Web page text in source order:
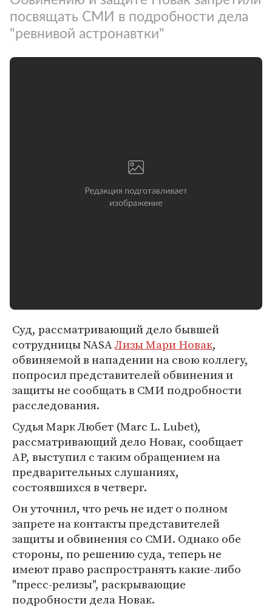
посвящать СМИ в подробности дела
"ревнивой астронавтки"
Суд, рассматривающий дело бывшей
сотрудницы NASAЛизы Мари Новак,
обвиняемой в нападении на свою коллегу,
попросил представителей обвинения и
защиты не сообщать в СМИ подробности
расследования.
Судья Марк Любет (Marc L. Lubet),
рассматривающий дело Новак, сообщает
AP, выступил с таким обращением на
предварительных слушаниях,
состоявшихся в четверг.
Он уточнил, что речь не идет о полном
запрете на контакты представителей
защиты и обвинения со СМИ. Однако обе
стороны, по решению суда, теперь не
имеют право распространять какие-либо
"пресс-релизы", раскрывающие
подробности дела Новак.